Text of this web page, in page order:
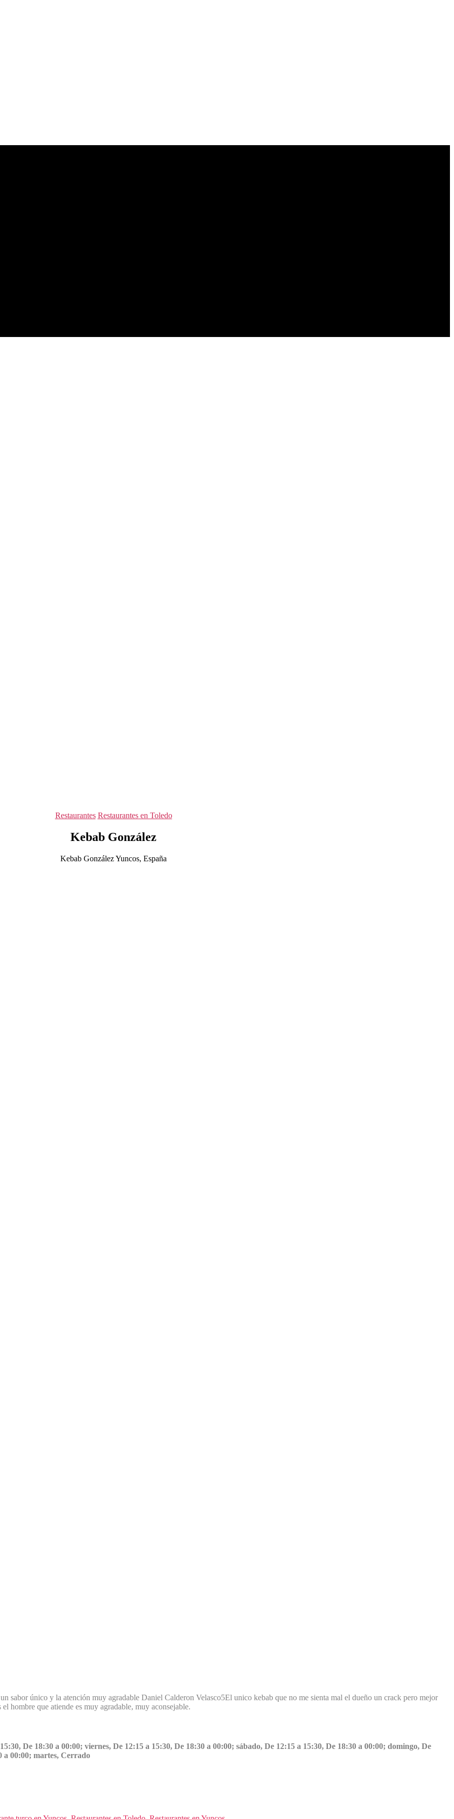
Categorías
Restaurantes Restaurantes en Toledo
Kebab González
Kebab González Yuncos, España
sabor único y la atención muy agradable Daniel Calderon Velasco5El unico kebab que no me sienta mal el dueño un crack pero mejor
hombre que atiende es muy agradable, muy aconsejable.
De 18:30 a 00:00; viernes, De 12:15 a 15:30, De 18:30 a 00:00; sábado, De 12:15 a 15:30, De 18:30 a 00:00; domingo, De
a 00:00; martes, Cerrado